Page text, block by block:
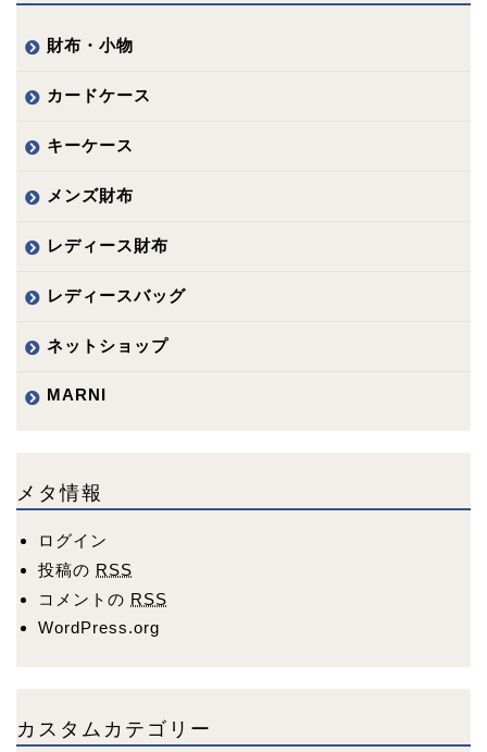
財布・小物
カードケース
キーケース
メンズ財布
レディース財布
レディースバッグ
ネットショップ
MARNI
メタ情報
ログイン
投稿の RSS
コメントの RSS
WordPress.org
カスタムカテゴリー